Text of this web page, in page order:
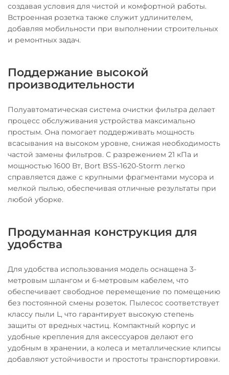
создавая условия для чистой и комфортной работы.
Встроенная розетка также служит удлинителем,
добавляя мобильности при выполнении строительных
и ремонтных задач.
Поддержание высокой
производительности
Полуавтоматическая система очистки фильтра делает
процесс обслуживания устройства максимально
простым. Она помогает поддерживать мощность
всасывания на высоком уровне, снижая необходимость
частой замены фильтров. С разрежением 21 кПа и
мощностью 1600 Вт, Bort BSS-1620-Storm легко
справляется даже с крупными фрагментами мусора и
мелкой пылью, обеспечивая отличные результаты при
любой уборке.
Продуманная конструкция для
удобства
Для удобства использования модель оснащена 3-
метровым шлангом и 6-метровым кабелем, что
обеспечивает свободное перемещение по помещению
без постоянной смены розеток. Пылесос соответствует
классу пыли L, что гарантирует высокую степень
защиты от вредных частиц. Компактный корпус и
удобные крепления для аксессуаров делают его
удобным в хранении, а колеса и металлические клипсы
добавляют устойчивости и простоты транспортировки.